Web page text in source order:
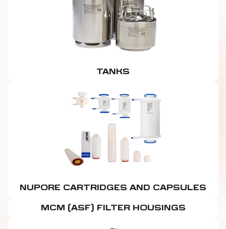
TANKS
NUPORE CARTRIDGES AND CAPSULES
MCM (ASF) FILTER HOUSINGS